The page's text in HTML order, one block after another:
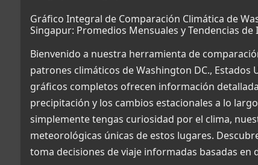
Gráfico Integral de Comparación Climática de
Singapur: Promedios Mensuales y Tendencias de
Bienvenido a nuestra herramienta de
patrones climáticos de Washington DC., Estados
gráficos completos ofrecen información
precipitación y los cambios estacionales a lo
simplemente tengas curiosidad por el clima,
meteorológicas únicas de estos lugares.
toma decisiones de viaje informadas basadas en